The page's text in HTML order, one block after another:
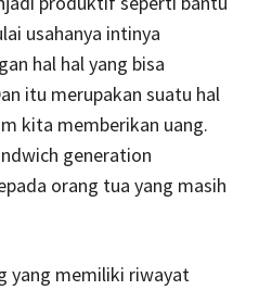
usahanya intinya
hal hal yang bisa
itu merupakan suatu hal
kita memberikan uang.
generation
orang tua yang masih
yang memiliki riwayat